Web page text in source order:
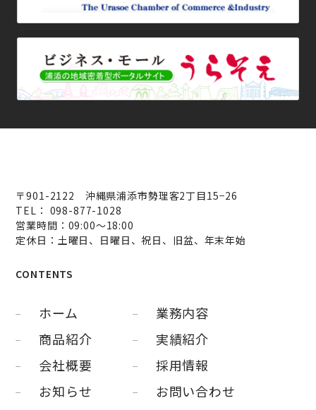
〒901-2122 沖縄県浦添市勢理客2丁目15−26
TEL： 098-877-1028
営業時間：09:00～18:00
定休日：土曜日、日曜日、祝日、旧盆、年末年始
CONTENTS
ホーム
業務内容
商品紹介
実績紹介
会社概要
採用情報
お知らせ
お問い合わせ